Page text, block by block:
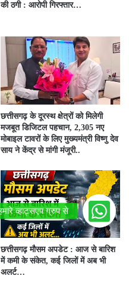
की ठगी : आरोपी गिरफ्तार…
छत्तीसगढ़ के दूरस्थ क्षेत्रों को मिलेगी
मजबूत डिजिटल पहचान, 2,305 नए
मोबाइल टावरों के लिए मुख्यमंत्री विष्णु देव
साय ने केंद्र से मांगी मंजूरी..
छत्तीसगढ़ मौसम अपडेट : आज से बारिश
में कमी के संकेत, कई जिलों में अब भी
अलर्ट…